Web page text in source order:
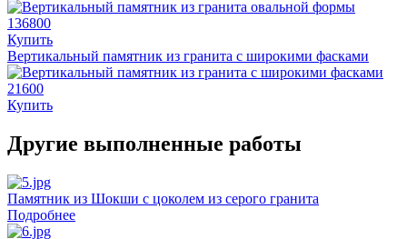
136800
Купить
Вертикальный памятник из гранита с широкими фасками
21600
Купить
Другие выполненные работы
Памятник из Шокши с цоколем из серого гранита
Подробнее